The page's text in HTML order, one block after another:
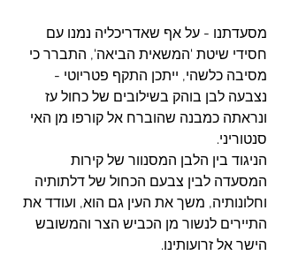
מסעדתנו - על אף שאדריכליה נמנו עם
חסידי שיטת 'המשאית הביאה', התברר כי
מסיבה כלשהי, ייתכן התקף פטריוטי -
נצבעה לבן בוהק בשילובים של כחול עז
ונראתה כמבנה שהוברח אל קורפו מן האי
סנטוריני.
הניגוד בין הלבן המסנוור של קירות
המסעדה לבין צבעם הכחול של דלתותיה
וחלונותיה, משך את העין גם הוא, ועודד את
התיירים לנשור מן הכביש הצר והמשובש
הישר אל זרועותינו.